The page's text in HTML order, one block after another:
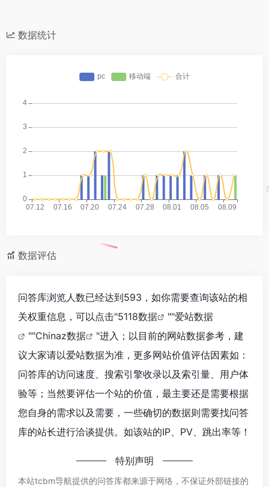
数据统计
数据评估
问答库浏览人数已经达到593，如你需要查询该站的相
关权重信息，可以点击"5118数据 ""爱站数据
""Chinaz数据
"进入；以目前的网站数据参考，建
议大家请以爱站数据为准，更多网站价值评估因素如：
问答库的访问速度、搜索引擎收录以及索引量、用户体
验等；当然要评估一个站的价值，最主要还是需要根据
您自身的需求以及需要，一些确切的数据则需要找问答
库的站长进行洽谈提供。如该站的IP、PV、跳出率等！
特别声明
本站tcbm导航提供的问答库都来源于网络，不保证外部链接的